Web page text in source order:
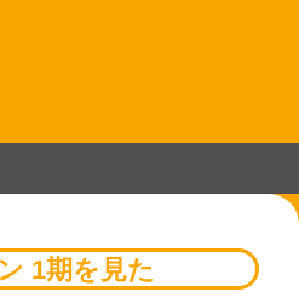
プ
1期を見た